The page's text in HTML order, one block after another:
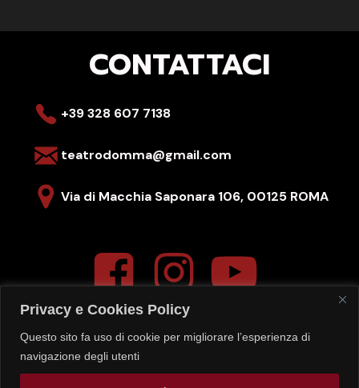
Privacy e Cookies Policy
Questo sito fa uso di cookie per migliorare l’esperienza di
navigazione degli utenti
CONTATTACI
+39 328 607 7138
teatrodomma@gmail.com
Via di Macchia Saponara 106, 00125 ROMA
La segreteria del teatro è aperta
LUN-VEN – 16:00-20:00
Gli spettacoli delSABATOsono sempre alle ore19:00